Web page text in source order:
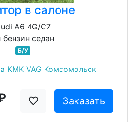
в салоне
A6 4G/C7
бензин седан
Б/У
КМК VAG Комсомольск
Заказать